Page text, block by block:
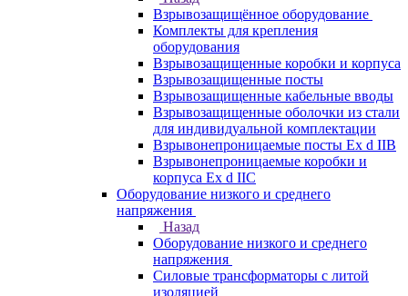
Взрывозащищённое оборудование
Комплекты для крепления
оборудования
Взрывозащищенные коробки и корпуса
Взрывозащищенные посты
Взрывозащищенные кабельные вводы
Взрывозащищенные оболочки из стали
для индивидуальной комплектации
Взрывонепроницаемые посты Ex d IIB
Взрывонепроницаемые коробки и
корпуса Ex d IIС
Оборудование низкого и среднего
напряжения
Назад
Оборудование низкого и среднего
напряжения
Силовые трансформаторы с литой
изоляцией